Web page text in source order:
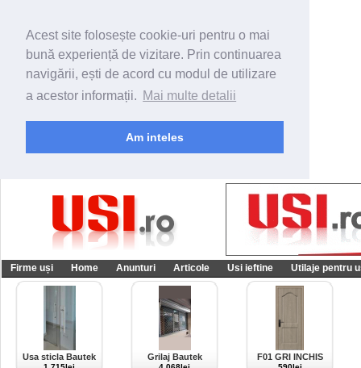
Acest site folosește cookie-uri pentru o mai
bună experiență de vizitare. Prin continuarea
navigării, ești de acord cu modul de utilizare
a acestor informații. Mai multe detalii
Am inteles
Firme uși Home Anunturi Articole Usi ieftine Utilaje pentru
Usa sticla Bautek Grilaj Bautek F01 GRI INCHIS